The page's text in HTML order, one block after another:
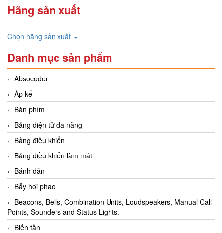
Hãng sản xuất
Chọn hãng sản xuất
Danh mục sản phẩm
Absocoder
Áp kế
Bàn phím
Bảng diện tử đa năng
Bảng điều khiển
Bảng điều khiển làm mát
Bánh dẫn
Bẫy hơi phao
Beacons, Bells, Combination Units, Loudspeakers, Manual Call
Points, Sounders and Status Lights.
Biến tần